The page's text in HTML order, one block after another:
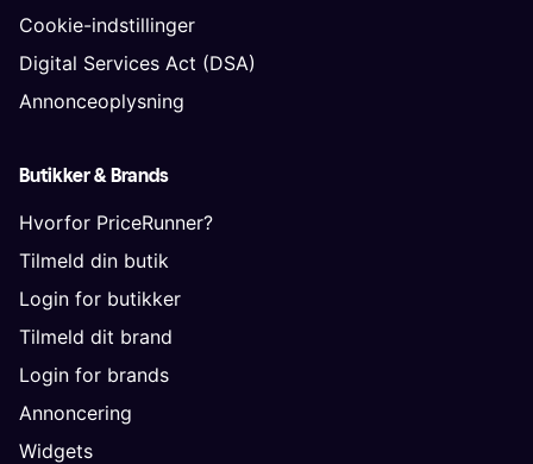
Cookie-indstillinger
Digital Services Act (DSA)
Annonceoplysning
Butikker & Brands
Hvorfor PriceRunner?
Tilmeld din butik
Login for butikker
Tilmeld dit brand
Login for brands
Annoncering
Widgets